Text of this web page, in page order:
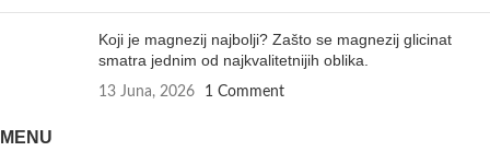
Koji je magnezij najbolji? Zašto se magnezij glicinat
smatra jednim od najkvalitetnijih oblika.
13 Juna, 2026 1 Comment
MENU